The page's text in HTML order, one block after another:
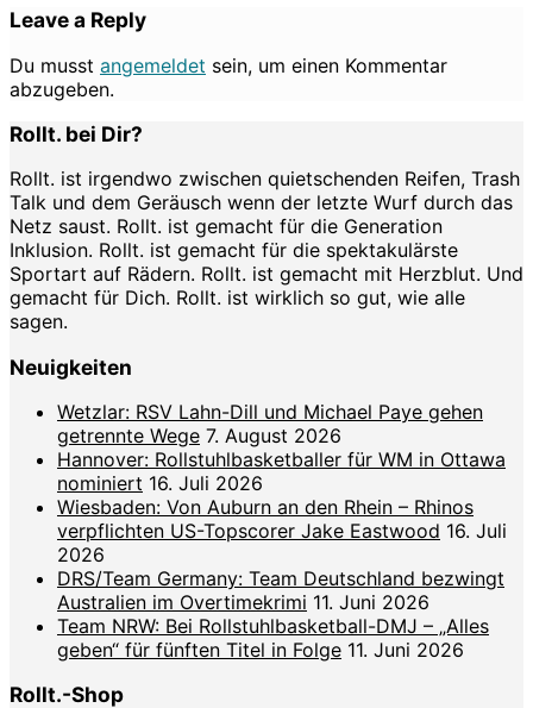
Leave a Reply
Du musst angemeldet sein, um einen Kommentar
abzugeben.
Rollt. bei Dir?
Rollt. ist irgendwo zwischen quietschenden Reifen, Trash
Talk und dem Geräusch wenn der letzte Wurf durch das
Netz saust. Rollt. ist gemacht für die Generation
Inklusion. Rollt. ist gemacht für die spektakulärste
Sportart auf Rädern. Rollt. ist gemacht mit Herzblut. Und
gemacht für Dich. Rollt. ist wirklich so gut, wie alle
sagen.
Neuigkeiten
Wetzlar: RSV Lahn-Dill und Michael Paye gehen
getrennte Wege 7. August 2026
Hannover: Rollstuhlbasketballer für WM in Ottawa
nominiert 16. Juli 2026
Wiesbaden: Von Auburn an den Rhein – Rhinos
verpflichten US-Topscorer Jake Eastwood 16. Juli
2026
DRS/Team Germany: Team Deutschland bezwingt
Australien im Overtimekrimi 11. Juni 2026
Team NRW: Bei Rollstuhlbasketball-DMJ – „Alles
geben“ für fünften Titel in Folge 11. Juni 2026
Rollt.-Shop